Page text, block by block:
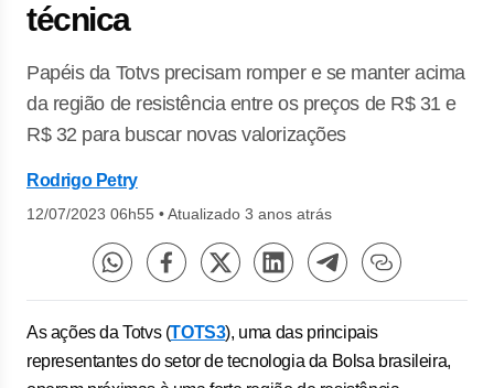
técnica
Papéis da Totvs precisam romper e se manter acima
da região de resistência entre os preços de R$ 31 e
R$ 32 para buscar novas valorizações
Rodrigo Petry
12/07/2023 06h55 •Atualizado 3 anos atrás
As ações da Totvs (TOTS3), uma das principais
representantes do setor de tecnologia da Bolsa brasileira,